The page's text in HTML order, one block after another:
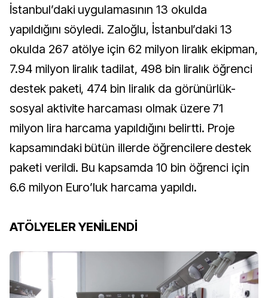
İstanbul’daki uygulamasının 13 okulda
yapıldığını söyledi. Zaloğlu, İstanbul’daki 13
okulda 267 atölye için 62 milyon liralık ekipman,
7.94 milyon liralık tadilat, 498 bin liralık öğrenci
destek paketi, 474 bin liralık da görünürlük-
sosyal aktivite harcaması olmak üzere 71
milyon lira harcama yapıldığını belirtti. Proje
kapsamındaki bütün illerde öğrencilere destek
paketi verildi. Bu kapsamda 10 bin öğrenci için
6.6 milyon Euro’luk harcama yapıldı.
ATÖLYELER YENİLENDİ